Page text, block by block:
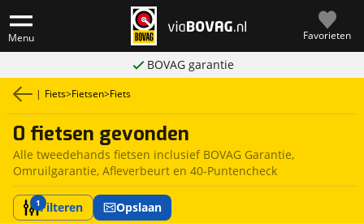
Menu Favorieten
BOVAG garantie
| Fiets>Fietsen>Fiets
0 fietsen gevonden
Alle tweedehands fietsen inclusief BOVAG Garantie,
Omruilgarantie, Afleverbeurt en 40-Puntencheck
1Filteren Opslaan